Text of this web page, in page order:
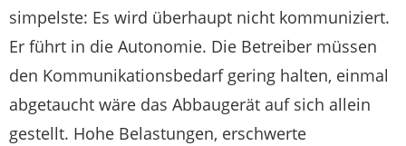
simpelste: Es wird überhaupt nicht kommuniziert.
Er führt in die Autonomie. Die Betreiber müssen
den Kommunikationsbedarf gering halten, einmal
abgetaucht wäre das Abbaugerät auf sich allein
gestellt. Hohe Belastungen, erschwerte